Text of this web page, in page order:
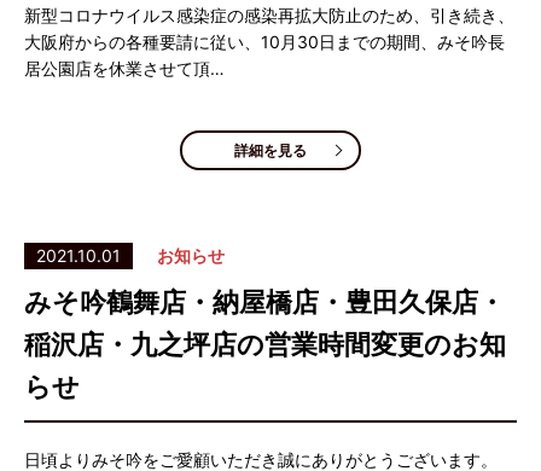
新型コロナウイルス感染症の感染再拡大防止のため、引き続き、
大阪府からの各種要請に従い、10月30日までの期間、みそ吟長
居公園店を休業させて頂…
詳細を見る
2021.10.01 お知らせ
みそ吟鶴舞店・納屋橋店・豊田久保店・
稲沢店・九之坪店の営業時間変更のお知
らせ
日頃よりみそ吟をご愛顧いただき誠にありがとうございます。